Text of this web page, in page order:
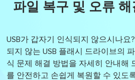
파일 복구 및 오류
USB가 갑자기 인식되지 않으시나요
되지 않는 USB 플래시 드라이브의
식 문제 해결 방법을 자세히 안내해
를 안전하고 손쉽게 복원할 수 있도